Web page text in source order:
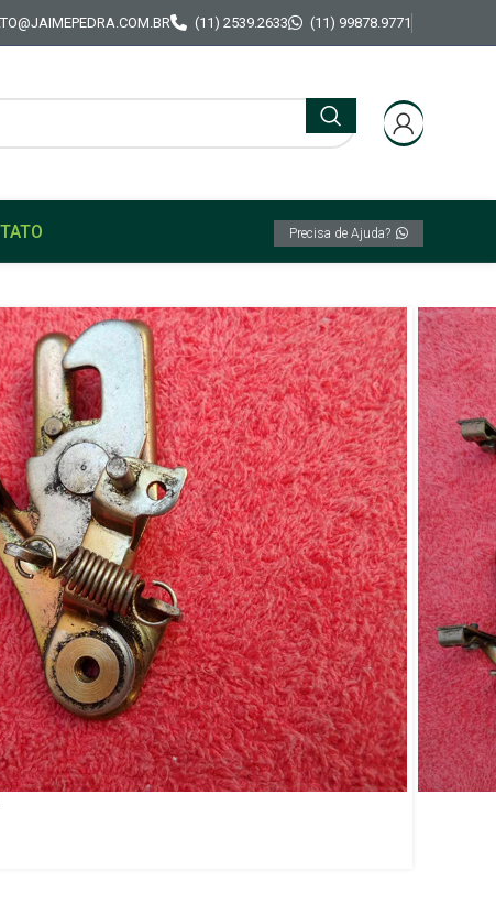
(11) 2539.2633 (11) 99878.9771
Precisa de Ajuda?
L/esq Original Vw Passat 74/78 NOVO
trinco Capô
Vw Passat 74/78